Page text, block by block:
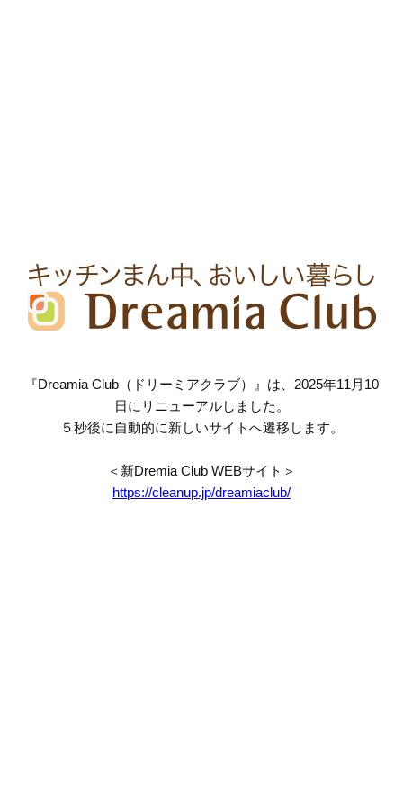
『Dreamia Club（ドリーミアクラブ）』は、2025年11月10
日にリニューアルしました。
５秒後に自動的に新しいサイトへ遷移します。
＜新Dremia Club WEBサイト＞
https://cleanup.jp/dreamiaclub/